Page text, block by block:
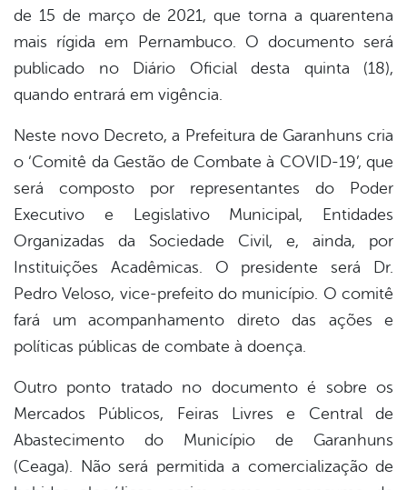
de 15 de março de 2021, que torna a quarentena
mais rígida em Pernambuco. O documento será
publicado no Diário Oficial desta quinta (18),
quando entrará em vigência.
Neste novo Decreto, a Prefeitura de Garanhuns cria
o ‘Comitê da Gestão de Combate à COVID-19’, que
será composto por representantes do Poder
Executivo e Legislativo Municipal, Entidades
Organizadas da Sociedade Civil, e, ainda, por
Instituições Acadêmicas. O presidente será Dr.
Pedro Veloso, vice-prefeito do município. O comitê
fará um acompanhamento direto das ações e
políticas públicas de combate à doença.
Outro ponto tratado no documento é sobre os
Mercados Públicos, Feiras Livres e Central de
Abastecimento do Município de Garanhuns
(Ceaga). Não será permitida a comercialização de